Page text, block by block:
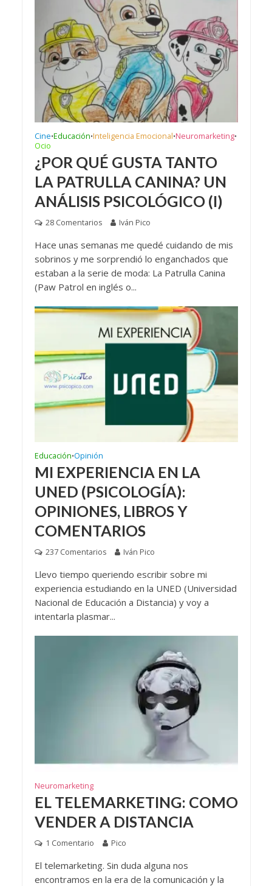
Cine•Educación•Inteligencia Emocional•Neuromarketing•
Ocio
¿POR QUÉ GUSTA TANTO
LA PATRULLA CANINA? UN
ANÁLISIS PSICOLÓGICO (I)
28 Comentarios Iván Pico
Hace unas semanas me quedé cuidando de mis
sobrinos y me sorprendió lo enganchados que
estaban a la serie de moda: La Patrulla Canina
(Paw Patrol en inglés o...
Educación•Opinión
MI EXPERIENCIA EN LA
UNED (PSICOLOGÍA):
OPINIONES, LIBROS Y
COMENTARIOS
237 Comentarios Iván Pico
Llevo tiempo queriendo escribir sobre mi
experiencia estudiando en la UNED (Universidad
Nacional de Educación a Distancia) y voy a
intentarla plasmar...
Neuromarketing
EL TELEMARKETING: COMO
VENDER A DISTANCIA
1 Comentario Pico
El telemarketing. Sin duda alguna nos
encontramos en la era de la comunicación y la